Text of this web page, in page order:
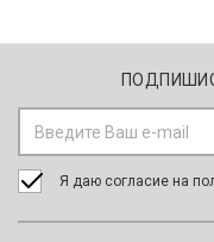
Я даю согласие на